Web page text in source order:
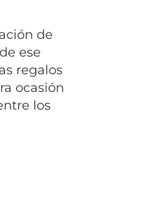
de
ese
regalos
ocasión
los